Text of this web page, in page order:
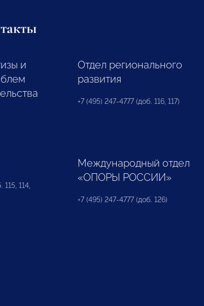
и
Отдел регионального
развития
+7 (495) 247-4777 (доб. 116, 117)
114,
Международный отдел
«ОПОРЫ РОССИИ»
+7 (495) 247-4777 (доб. 126)